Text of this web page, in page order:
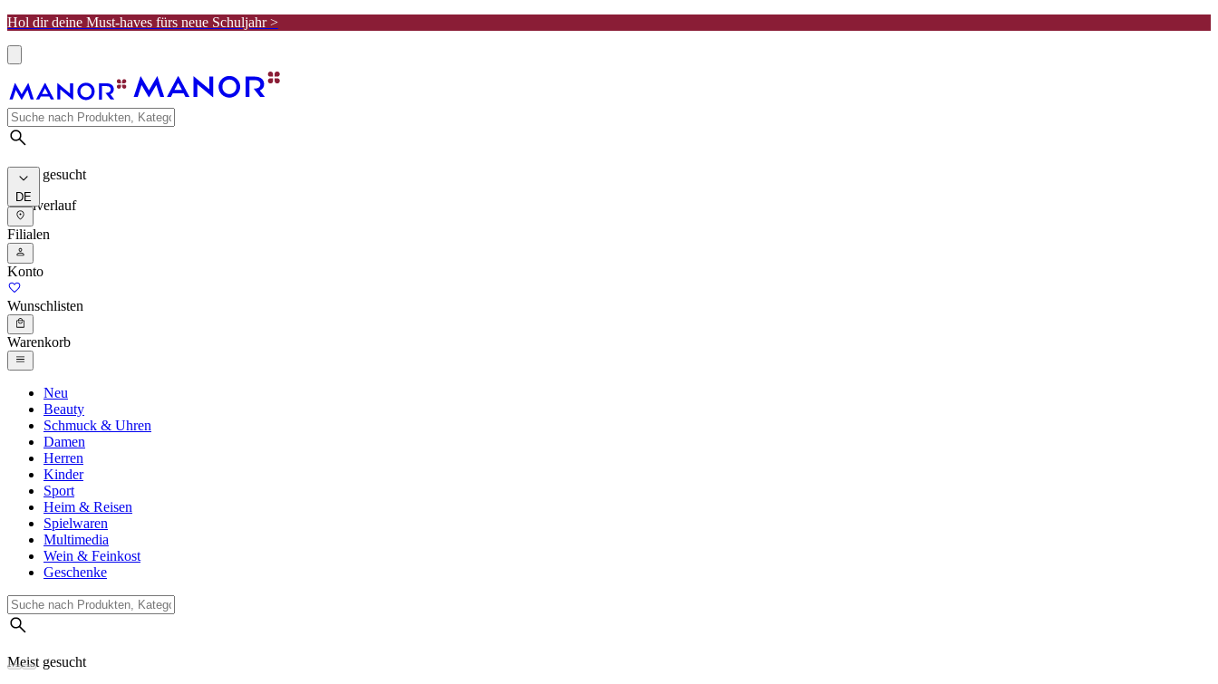
Hol dir deine Must-haves fürs neue Schuljahr >
Meist gesucht
Suchverlauf
DE
Filialen
Konto
Wunschlisten
Warenkorb
Neu
Beauty
Schmuck & Uhren
Damen
Herren
Kinder
Sport
Heim & Reisen
Spielwaren
Multimedia
Wein & Feinkost
Geschenke
Meist gesucht